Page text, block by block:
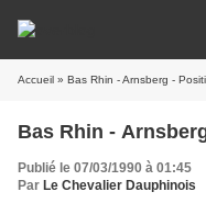
Accueil » Bas Rhin - Arnsberg -
Bas Rhin -
Publié le 07/03/1990 à 01:45
Par Le Chevalier Dauphinois